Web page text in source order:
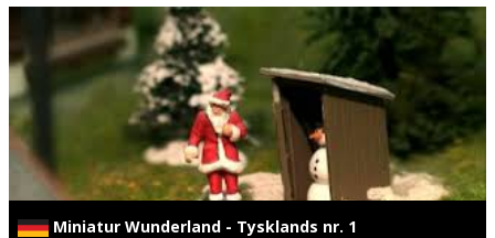
Miniatur Wunderland - Tysklands nr. 1